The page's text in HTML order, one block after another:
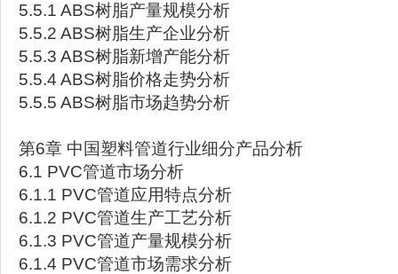
5.5.1 ABS树脂产量规模分析
5.5.2 ABS树脂生产企业分析
5.5.3 ABS树脂新增产能分析
5.5.4 ABS树脂价格走势分析
5.5.5 ABS树脂市场趋势分析
第6章 中国塑料管道行业细分产品分析
6.1 PVC管道市场分析
6.1.1 PVC管道应用特点分析
6.1.2 PVC管道生产工艺分析
6.1.3 PVC管道产量规模分析
6.1.4 PVC管道市场需求分析